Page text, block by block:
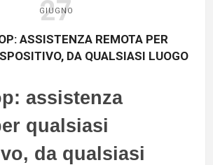
27
GIUGNO
ASSISTENZA REMOTA PER
DA QUALSIASI LUOGO
assistenza
qualsiasi
da qualsiasi